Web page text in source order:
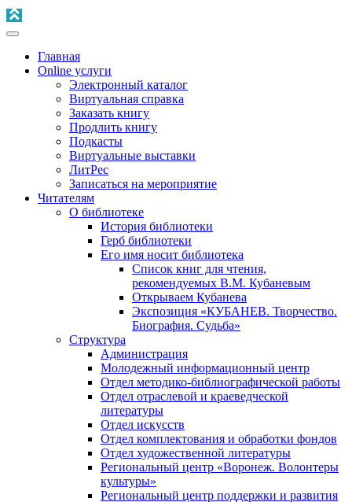
Главная
Online услуги
Электронный каталог
Виртуальная справка
Заказать книгу
Продлить книгу
Подкасты
Виртуальные выставки
ЛитРес
Записаться на мероприятие
Читателям
О библиотеке
История библиотеки
Герб библиотеки
Его имя носит библиотека
Список книг для чтения,
рекомендуемых В.М. Кубаневым
Открываем Кубанева
Экспозиция «КУБАНЕВ. Творчество.
Биография. Судьба»
Структура
Администрация
Молодежный информационный центр
Отдел методико-библиографической работы
Отдел отраслевой и краеведческой
литературы
Отдел искусств
Отдел комплектования и обработки фондов
Отдел художественной литературы
Региональный центр «Воронеж. Волонтеры
культуры»
Региональный центр поддержки и развития